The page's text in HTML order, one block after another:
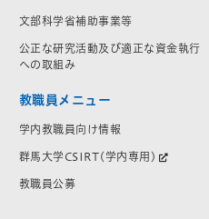
文部科学省補助事業等
公正な研究活動及び適正な資金執行
への取組み
教職員メニュー
学内教職員向け情報
群馬大学CSIRT(学内専用)
教職員公募